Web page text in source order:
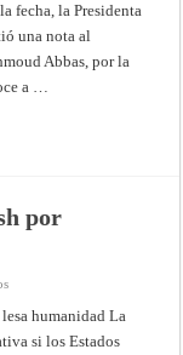
fecha, la Presidenta
una nota al
Abbas, por la
a …
por
en
pide
que
juzguen
humanidad La
si los Estados